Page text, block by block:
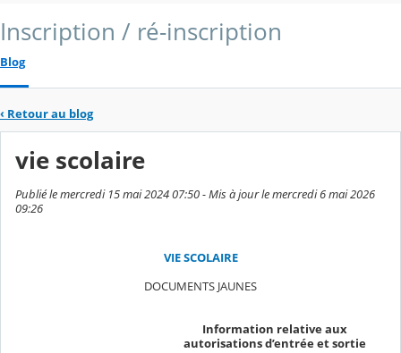
Inscription / ré-inscription
Blog
‹ Retour au blog
vie scolaire
Publié le mercredi 15 mai 2024 07:50 - Mis à jour le mercredi 6 mai 2026
09:26
VIE SCOLAIRE
DOCUMENTS JAUNES
Information relative aux
autorisations d’entrée et sortie